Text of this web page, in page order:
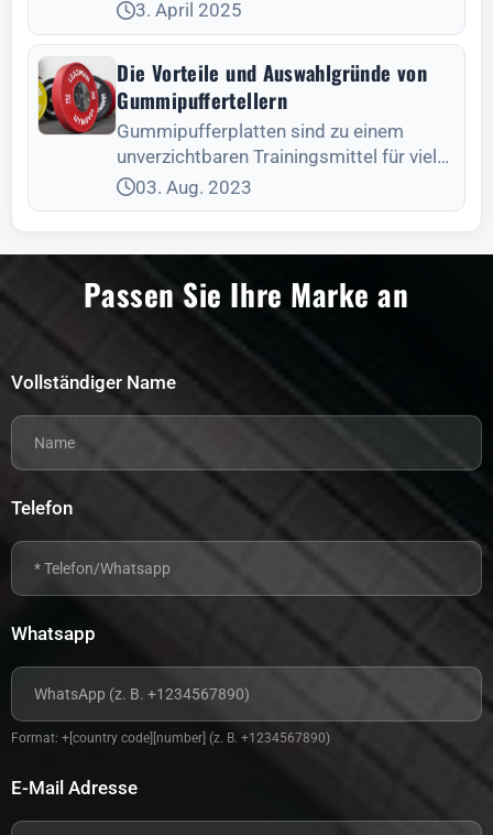
Potenzial Ihres kleinen Fitnessstudios
durch verbesserte Mitgliederbindung
können.
3. April 2025
Die Vorteile und Auswahlgründe von
Gummipuffertellern
Gummipufferplatten sind zu einem
unverzichtbaren Trainingsmittel für viele
Fitnessstudios geworden.
03. Aug. 2023
Passen Sie Ihre Marke an
Vollständiger Name
Telefon
Whatsapp
Format: +[country code][number] (z. B. +1234567890)
E-Mail Adresse